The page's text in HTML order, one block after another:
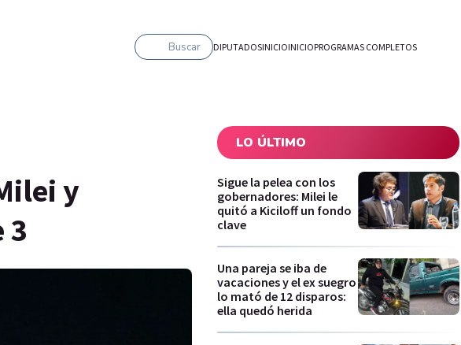
Buscar DIPUTADOSINICIOINICIOPROGRAMAS COMPLETOS
y
3
LO ÚLTIMO
Sigue la pelea con los
gobernadores: Milei le
quitó a Kiciloff un fondo
clave
Una pareja se iba de
vacaciones y el ex suegro
lo mató de 12 disparos:
ella quedó herida